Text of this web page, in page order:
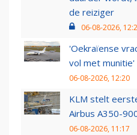
de reiziger
06-08-2026,
'Oekraïense
vol met munitie'
06-08-2026, 12:20
KLM stelt
Airbus A350-
06-08-2026, 11:17